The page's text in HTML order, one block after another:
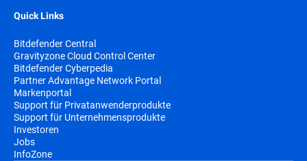
Quick Links
Bitdefender Central
Gravityzone Cloud Control Center
Bitdefender Cyberpedia
Partner Advantage Network Portal
Markenportal
Support für Privatanwenderprodukte
Support für Unternehmensprodukte
Investoren
Jobs
InfoZone